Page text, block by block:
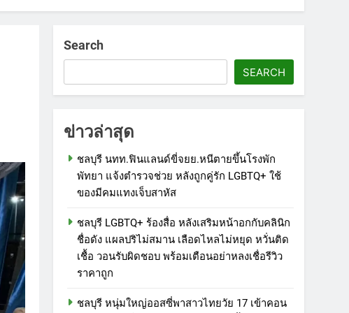
Search
SEARCH
ข่าวล่าสุด
ชลบุรี นทท.ฟินแลนด์ขี่จยย.หนีตายขึ้นโรงพัก
พัทยา แจ้งตำรวจช่วย หลังถูกคู่รัก LGBTQ+ ใช้
ของมีคมแทงเจ็บสาหัส
ชลบุรี LGBTQ+ ร้องสื่อ หลังเสริมหน้าอกกับคลินิก
ชื่อดัง แผลปริไม่สมาน เลือดไหลไม่หยุด หวั่นติด
เชื้อ วอนรับผิดชอบ พร้อมเตือนอย่าหลงเชื่อรีวิว
ราคาถูก
ชลบุรี หนุ่มใหญ่ออสซี่พาสาวไทยวัย 17 เข้าคอน